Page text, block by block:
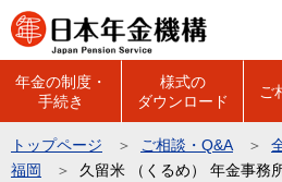
こ
の
の
年金の制度・
手続き
様式の
ダウンロード
ご
トップページ ご相談・Q&A
福岡
久留米 （くるめ） 年金事務